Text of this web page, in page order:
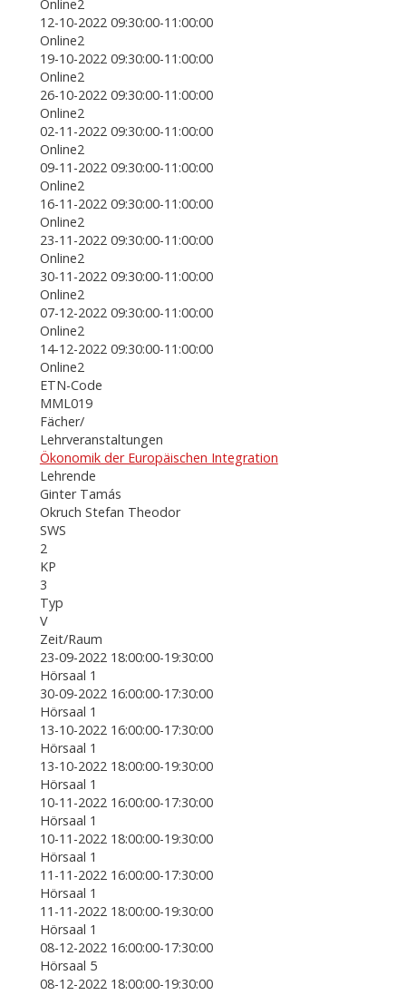
Online2
12-10-2022 09:30:00-11:00:00
Online2
19-10-2022 09:30:00-11:00:00
Online2
26-10-2022 09:30:00-11:00:00
Online2
02-11-2022 09:30:00-11:00:00
Online2
09-11-2022 09:30:00-11:00:00
Online2
16-11-2022 09:30:00-11:00:00
Online2
23-11-2022 09:30:00-11:00:00
Online2
30-11-2022 09:30:00-11:00:00
Online2
07-12-2022 09:30:00-11:00:00
Online2
14-12-2022 09:30:00-11:00:00
Online2
ETN-Code
MML019
Fächer/
Lehrveranstaltungen
Ökonomik der Europäischen Integration
Lehrende
Ginter Tamás
Okruch Stefan Theodor
SWS
2
KP
3
Typ
V
Zeit/Raum
23-09-2022 18:00:00-19:30:00
Hörsaal 1
30-09-2022 16:00:00-17:30:00
Hörsaal 1
13-10-2022 16:00:00-17:30:00
Hörsaal 1
13-10-2022 18:00:00-19:30:00
Hörsaal 1
10-11-2022 16:00:00-17:30:00
Hörsaal 1
10-11-2022 18:00:00-19:30:00
Hörsaal 1
11-11-2022 16:00:00-17:30:00
Hörsaal 1
11-11-2022 18:00:00-19:30:00
Hörsaal 1
08-12-2022 16:00:00-17:30:00
Hörsaal 5
08-12-2022 18:00:00-19:30:00